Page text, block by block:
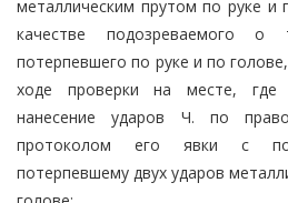
металлическим прутом по руке и
качестве подозреваемого
потерпевшего по руке и по
ходе проверки на месте, где
нанесение ударов Ч. по
протоколом его явки с
потерпевшему двух ударов